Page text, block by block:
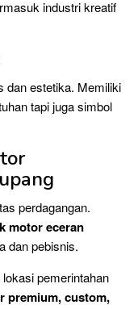
industri kreatif
dan estetika. Memiliki
tapi juga simbol
perdagangan.
motor eceran
dan pebisnis.
pemerintahan
premium, custom,